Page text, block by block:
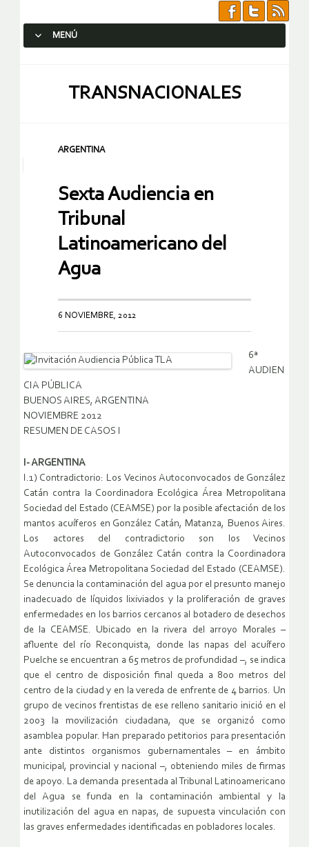
MENÚ
TRANSNACIONALES
ARGENTINA
Sexta Audiencia en
Tribunal
Latinoamericano del
Agua
6 NOVIEMBRE, 2012
6ª
AUDIEN
CIA PÚBLICA
BUENOS AIRES, ARGENTINA
NOVIEMBRE 2012
RESUMEN DE CASOS I
I- ARGENTINA
I.1) Contradictorio: Los Vecinos Autoconvocados de González
Catán contra la Coordinadora Ecológica Área Metropolitana
Sociedad del Estado (CEAMSE) por la posible afectación de los
mantos acuíferos en González Catán, Matanza, Buenos Aires.
Los actores del contradictorio son los Vecinos
Autoconvocados de González Catán contra la Coordinadora
Ecológica Área Metropolitana Sociedad del Estado (CEAMSE).
Se denuncia la contaminación del agua por el presunto manejo
inadecuado de líquidos lixiviados y la proliferación de graves
enfermedades en los barrios cercanos al botadero de desechos
de la CEAMSE. Ubicado en la rivera del arroyo Morales –
afluente del río Reconquista, donde las napas del acuífero
Puelche se encuentran a 65 metros de profundidad –, se indica
que el centro de disposición final queda a 800 metros del
centro de la ciudad y en la vereda de enfrente de 4 barrios. Un
grupo de vecinos frentistas de ese relleno sanitario inició en el
2003 la movilización ciudadana, que se organizó como
asamblea popular. Han preparado petitorios para presentación
ante distintos organismos gubernamentales – en ámbito
municipal, provincial y nacional –, obteniendo miles de firmas
de apoyo. La demanda presentada al Tribunal Latinoamericano
del Agua se funda en la contaminación ambiental y la
inutilización del agua en napas, de supuesta vinculación con
las graves enfermedades identificadas en pobladores locales.